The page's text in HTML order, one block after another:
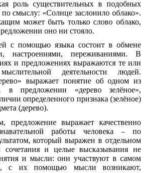
роль существительных в подобных
по смыслу: «Солнце заслонило облако».
может быть только слово облако,
оно ни стояло.
с помощью языка состоит в обмене
настроениями, переживаниями. В
и предложениях выражаются те или
деятельности людей.
выражает понятие об одном из
предложении «дерево зелёное»,
определенного признака (зелёное)
(дерево).
предложение выражает качественно
работы человека – по
который выражен в отдельном
и целые высказывания не
и мысли: они участвуют в самом
с их помощью мысли возникают,